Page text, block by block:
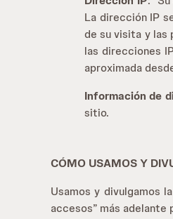
La dirección IP
de su visita y las
las direcciones
aproximada
Información de
sitio.
CÓMO USAMOS Y
Usamos y divulgamos
accesos” más